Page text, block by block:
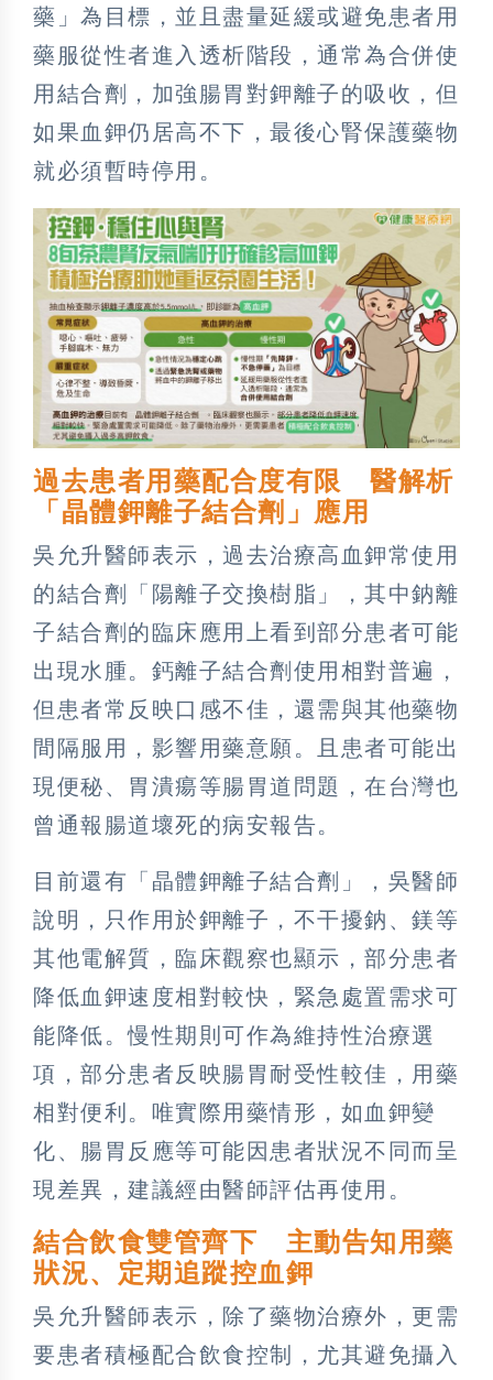
藥」為目標，並且盡量延緩或避免患者用
藥服從性者進入透析階段，通常為合併使
用結合劑，加強腸胃對鉀離子的吸收，但
如果血鉀仍居高不下，最後心腎保護藥物
就必須暫時停用。
過去患者用藥配合度有限 醫解析
「晶體鉀離子結合劑」應用
吳允升醫師表示，過去治療高血鉀常使用
的結合劑「陽離子交換樹脂」，其中鈉離
子結合劑的臨床應用上看到部分患者可能
出現水腫。鈣離子結合劑使用相對普遍，
但患者常反映口感不佳，還需與其他藥物
間隔服用，影響用藥意願。且患者可能出
現便秘、胃潰瘍等腸胃道問題，在台灣也
曾通報腸道壞死的病安報告。
目前還有「晶體鉀離子結合劑」，吳醫師
說明，只作用於鉀離子，不干擾鈉、鎂等
其他電解質，臨床觀察也顯示，部分患者
降低血鉀速度相對較快，緊急處置需求可
能降低。慢性期則可作為維持性治療選
項，部分患者反映腸胃耐受性較佳，用藥
相對便利。唯實際用藥情形，如血鉀變
化、腸胃反應等可能因患者狀況不同而呈
現差異，建議經由醫師評估再使用。
結合飲食雙管齊下 主動告知用藥
狀況、定期追蹤控血鉀
吳允升醫師表示，除了藥物治療外，更需
要患者積極配合飲食控制，尤其避免攝入